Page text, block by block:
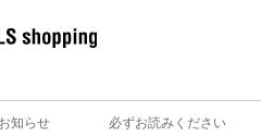
知らせ 必ずお読みください